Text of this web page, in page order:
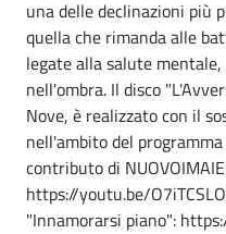
una delle declinazioni più
quella che rimanda alle
legate alla salute
nell'ombra. Il disco
Nove, è realizzato con il
nell'ambito del
contributo di
https://youtu.be/
"Innamorarsi piano":